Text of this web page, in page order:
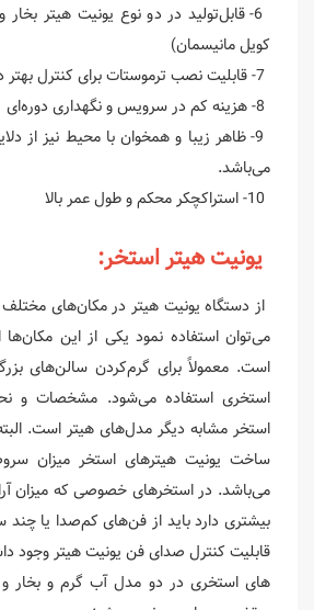
6- قابل‌تولید در دو نوع یونیت هیتر
کویل مانیسمان)
9- ظاهر زیبا و همخوان با محیط نیز از
می‌باشد.
یونیت هیتر استخر:
از دستگاه یونیت هیتر در مکان‌های
می‌توان استفاده نمود یکی از این
است. معمولاً برای گرم‌کردن سالن‌های
استخری استفاده می‌شود. مشخصات و
استخر مشابه دیگر مدل‌های هیتر است.
ساخت یونیت هیترهای استخر میزان
می‌باشد. در استخرهای خصوصی که میزان
بیشتری دارد باید از فن‌های کم‌صدا یا چند
قابلیت کنترل صدای فن یونیت هیتر وجود
های استخری در دو مدل آب گرم و بخار